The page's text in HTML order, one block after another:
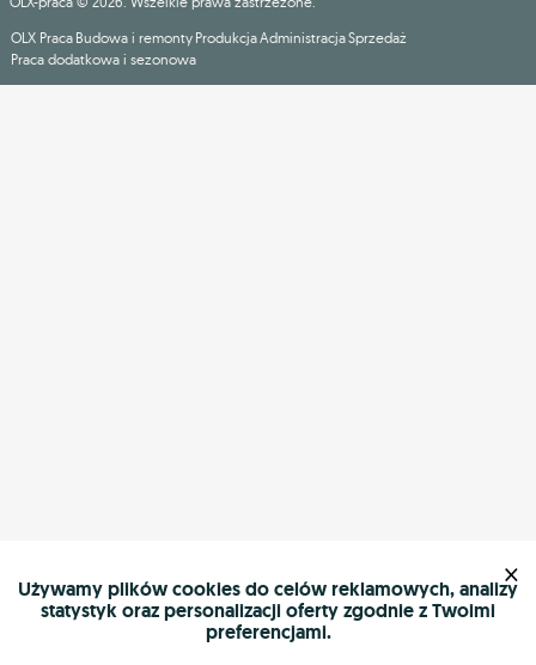
OLX Praca Budowa i remonty ProdukcjaAdministracjaSprzedaż
Praca dodatkowa i sezonowa
Używamy plików cookies do celów reklamowych, analizy
statystyk oraz personalizacji oferty zgodnie z Twoimi
preferencjami.
×